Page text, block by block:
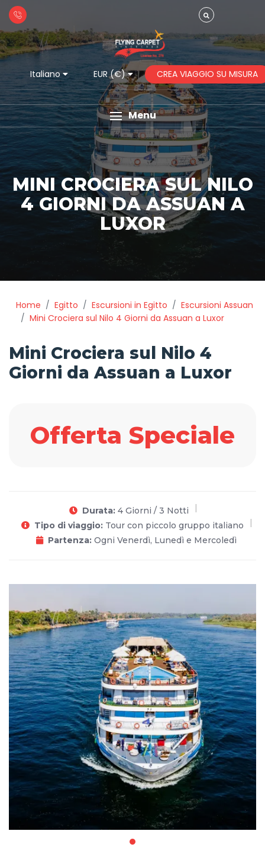
Italiano EUR (€) CREA VIAGGIO SU MISURA
Menu
MINI CROCIERA SUL NILO
4 GIORNI DA ASSUAN A
LUXOR
Home Egitto Escursioni in Egitto
Escursioni Assuan
Mini Crociera sul Nilo 4 Giorni da Assuan a Luxor
Mini Crociera sul Nilo 4
Giorni da Assuan a Luxor
Offerta Speciale
Durata: 4 Giorni / 3 Notti
Tipo di viaggio: Tour con piccolo gruppo italiano
Partenza: Ogni Venerdì, Lunedì e Mercoledì